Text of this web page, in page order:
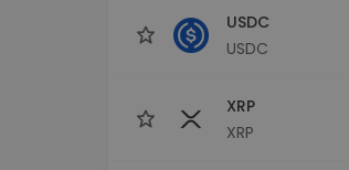
USDC
USDC
XRP
XRP